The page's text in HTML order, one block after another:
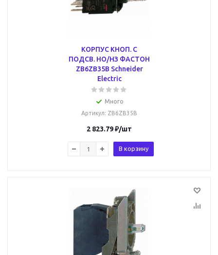
КОРПУС КНОП. С
ПОДСВ. НО/НЗ ФАСТОН
ZB6ZB35B Schneider
Electric
Много
Артикул: ZB6ZB35B
2 823.79₽/шт
В корзину